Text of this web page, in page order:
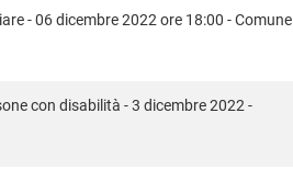
- 06 dicembre 2022 ore 18:00 - Comune
con disabilità - 3 dicembre 2022 -